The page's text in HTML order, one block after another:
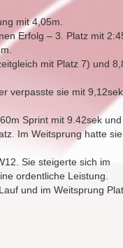
mit 4,05m.
Erfolg – 3. Platz mit
mit Platz 7) und
verpasste sie mit
Sprint mit 9.42sek und
Im Weitsprung hatte
Sie steigerte sich im
ordentliche Leistung.
und im Weitsprung